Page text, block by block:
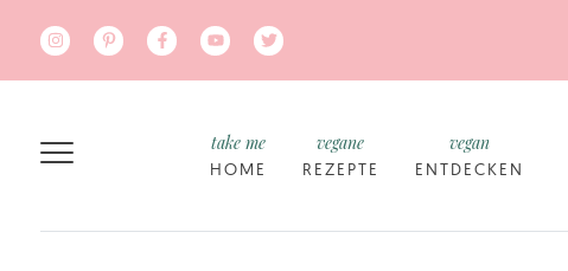
HOME
take me
REZEPTE
vegane
ENTDECKEN
vegan